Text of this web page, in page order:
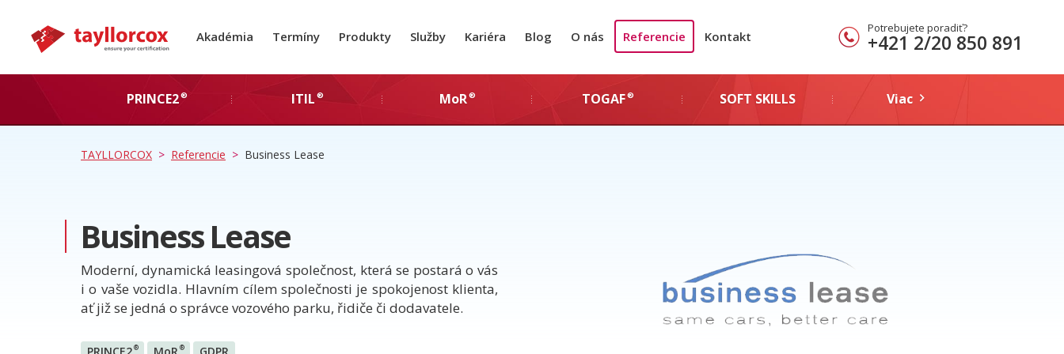
Akadémia Termíny Produkty Služby Kariéra Blog O nás Referencie Kontakt
Potrebujete poradiť?
+421 2/20 850 891
PRINCE2® ITIL ® MoR® TOGAF® SOFT SKILLS Viac
TAYLLORCOX > Referencie > Business Lease
Business Lease
Moderní, dynamická leasingová společnost, která se postará o vás
i o vaše vozidla. Hlavním cílem společnosti je spokojenost klienta,
ať již se jedná o správce vozového parku, řidiče či dodavatele.
® ®